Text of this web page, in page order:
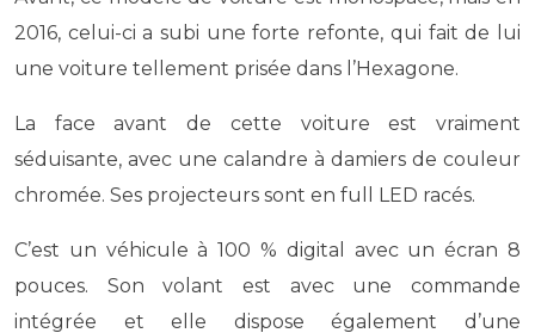
2016, celui-ci a subi une forte refonte, qui fait de lui
une voiture tellement prisée dans l’Hexagone.
La face avant de cette voiture est vraiment
séduisante, avec une calandre à damiers de couleur
chromée. Ses projecteurs sont en full LED racés.
C’est un véhicule à 100 % digital avec un écran 8
pouces. Son volant est avec une commande
intégrée et elle dispose également d’une